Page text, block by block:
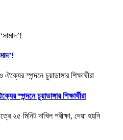
স্পন্দনে চুয়াডাঙ্গার শিক্ষার্থীরা